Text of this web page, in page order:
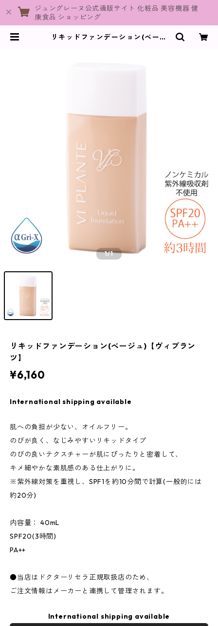
ジュングレーヌ公式通販サイト 化粧品 美容機器 健
康食品 ショッピング
リキッドファンデーション(ベージ
1/1
リキッドファンデーション(ベージュ)【ヴィプラン
ツ】
¥6,160
International shipping available
肌への負担が少ない、オイルフリー。
のびが良く、なじみやすいリキッドタイプ
のびの良いテクスチャーが肌にぴったりと密着して、
キメ細やかな素肌感のある仕上がりに。
※紫外線対策を重視し、SPF1を約10分間で計算(一般的には
約20分)
内容量： 40mL
SPF20(3時間)
PA++
●当店はドクターリセラ正規取扱店のため、
ご注文情報はメーカーと連携して管理されます。
International shipping available